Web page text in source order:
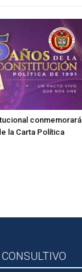
conmemorará
la Carta Política